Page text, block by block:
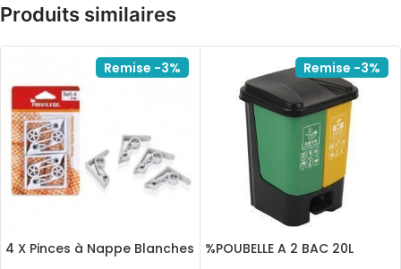
Produits similaires
Remise -3%
4 X Pinces à Nappe Blanches
Remise -3%
%POUBELLE A 2 BAC 20L